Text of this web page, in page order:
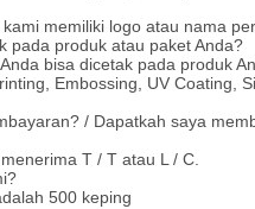
memiliki logo atau nama
pada produk atau paket Anda?
bisa dicetak pada produk
Embossing, UV Coating,
/ Dapatkah saya
T / T atau L / C.
500 keping